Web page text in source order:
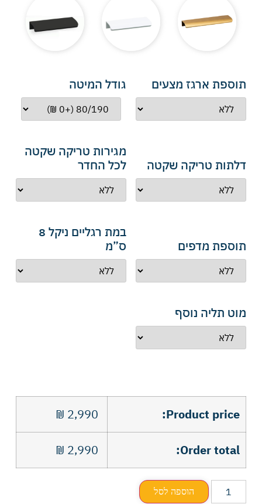
תוספת ארגז מצעים גודל המיטה
דלתות טריקה שקטה
מגירות טריקה שקטה
לכל החדר
תוספת מדפים
במת רגליים ניקל 8
ס”מ
מוט תליה נוסף
Product price:
2,990
₪
Order total:
2,990
₪
הוספה לסל